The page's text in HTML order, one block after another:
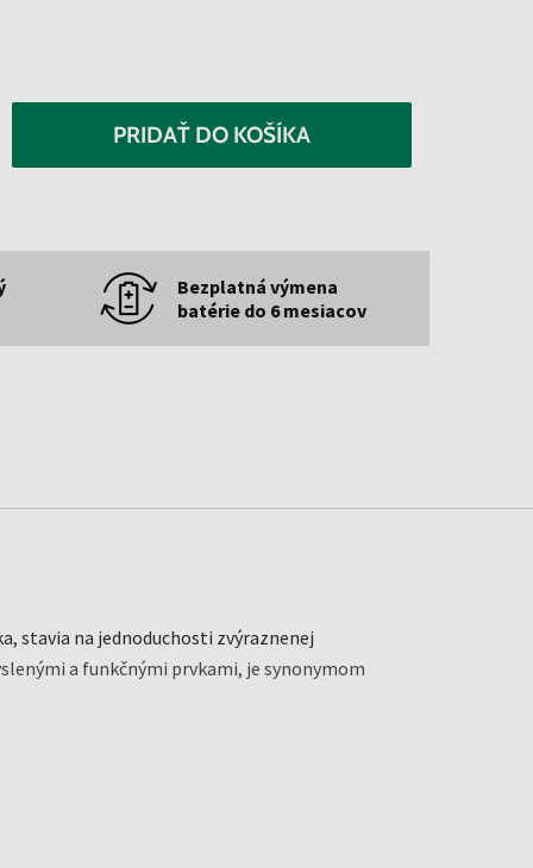
PRIDAŤ DO KOŠÍKA
Bezplatná výmena
batérie do 6 mesiacov
stavia na jednoduchosti zvýraznenej
a funkčnými prvkami, je synonymom